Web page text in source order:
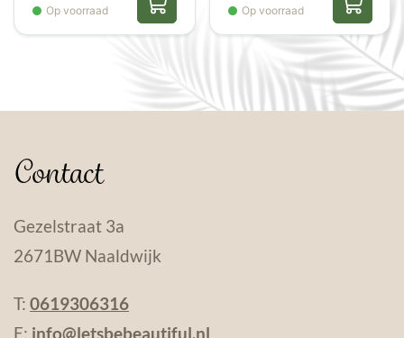
Op voorraad Op voorraad
Contact
Gezelstraat 3a
2671BW Naaldwijk
T: 0619306316
E: info@letsbebeautiful.nl